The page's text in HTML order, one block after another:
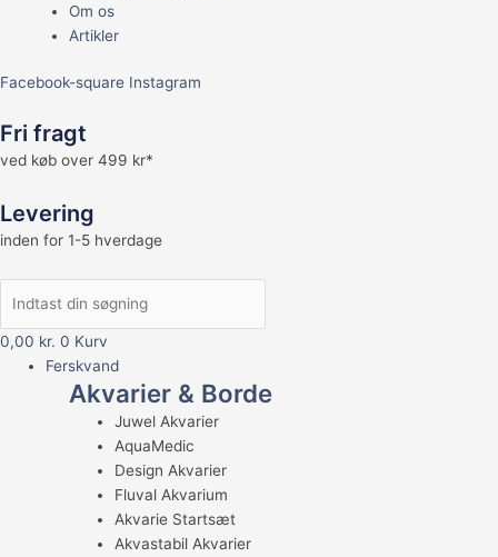
Om os
Artikler
Facebook-square Instagram
Fri fragt
ved køb over 499 kr*
Levering
inden for 1-5 hverdage
0,00 kr. 0 Kurv
Ferskvand
Akvarier & Borde
Juwel Akvarier
AquaMedic
Design Akvarier
Fluval Akvarium
Akvarie Startsæt
Akvastabil Akvarier